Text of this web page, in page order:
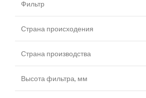
Фильтр
Страна происходения
Страна производства
Высота фильтра, мм